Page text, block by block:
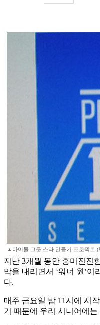
▲아이돌 그룹 스타 만들기 프로젝트 (
지난 3개월 동안 흥미진진
막을 내리면서 ‘워너 원’
다.
매주 금요일 밤 11시에 시
기 때문에 우리 시니어에